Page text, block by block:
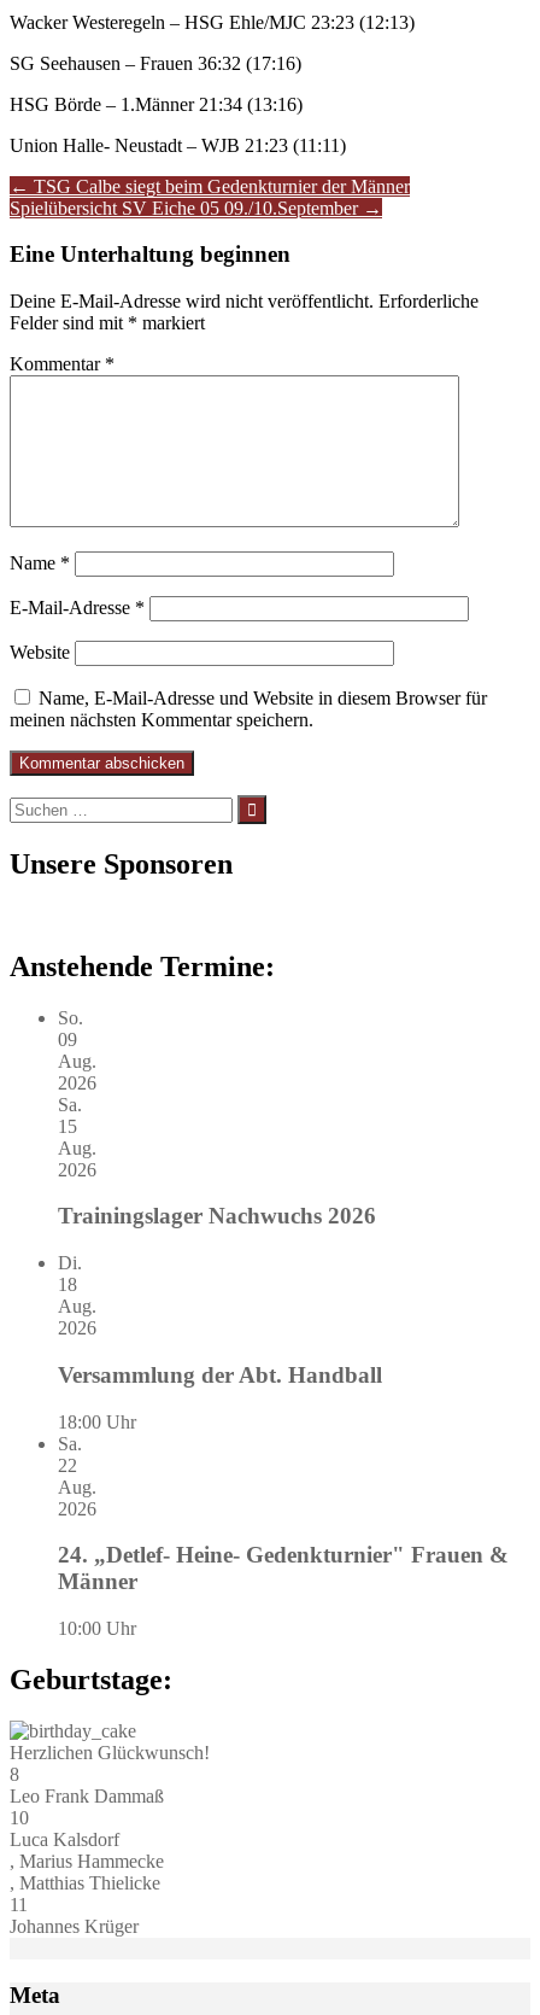
Wacker Westeregeln – HSG Ehle/MJC 23:23 (12:13)
SG Seehausen – Frauen 36:32 (17:16)
HSG Börde – 1.Männer 21:34 (13:16)
Union Halle- Neustadt – WJB 21:23 (11:11)
Artikel-
Navigation
← TSG Calbe siegt beim Gedenkturnier der Männer
Spielübersicht SV Eiche 05 09./10.September →
Eine Unterhaltung beginnen
Deine E-Mail-Adresse wird nicht veröffentlicht. Erforderliche
Felder sind mit * markiert
Kommentar *
Name *
E-Mail-Adresse *
Website
Name, E-Mail-Adresse und Website in diesem Browser für
meinen nächsten Kommentar speichern.
Suchen
nach:
Unsere Sponsoren
Anstehende Termine:
So.
09
Aug.
2026
Sa.
15
Aug.
2026
Trainingslager Nachwuchs 2026
Di.
18
Aug.
2026
Versammlung der Abt. Handball
18:00 Uhr
Sa.
22
Aug.
2026
24. „Detlef- Heine- Gedenkturnier" Frauen &
Männer
10:00 Uhr
Geburtstage:
Herzlichen Glückwunsch!
8
Leo Frank Dammaß
10
Luca Kalsdorf
, Marius Hammecke
, Matthias Thielicke
11
Johannes Krüger
Meta